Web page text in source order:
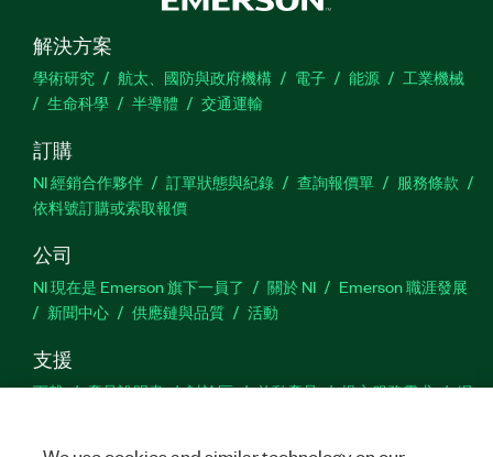
解決方案
學術研究 航太、國防與政府機構 電子 能源
工業機械
生命科學
半導體 交通運輸
訂購
NI 經銷合作夥伴 訂單狀態與紀錄 查詢報價單
服務條款
依料號訂購或索取報價
公司
NI 現在是 Emerson 旗下一員了 關於 NI
Emerson 職涯發展
新聞中心
供應鏈與品質 活動
支援
下載 產品說明書 討論區 啟動產品 提交服務需求
網